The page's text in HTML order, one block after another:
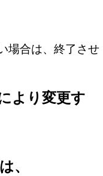
場合は、終了させ
より変更す
、